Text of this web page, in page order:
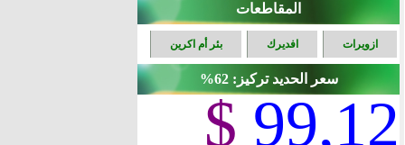
المقاطعات
ازويرات افديرك بئر أم اكرين
سعر الحديد تركيز: 62%
99,12
$